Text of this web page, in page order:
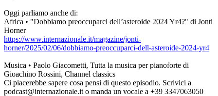
Oggi parliamo anche di:
Africa • "Dobbiamo preoccuparci dell’asteroide 2024 Yr4?" di Jonti
Horner
https://www.internazionale.it/magazine/jonti-
horner/2025/02/06/dobbiamo-preoccuparci-dell-asteroide-2024-yr4
Musica • Paolo Giacometti, Tutta la musica per pianoforte di
Gioachino Rossini, Channel classics
Ci piacerebbe sapere cosa pensi di questo episodio. Scrivici a
podcast@internazionale.it o manda un vocale a +39 3347063050